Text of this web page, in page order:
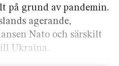
på grund av pandemin.
agerande,
Nato och särskilt
Ukraina.